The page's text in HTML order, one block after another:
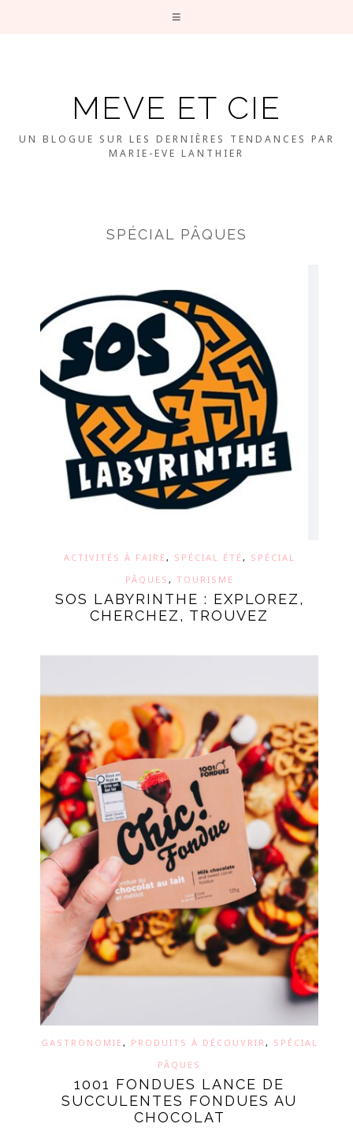
MEVE ET CIE
UN BLOGUE SUR LES DERNIÈRES TENDANCES PAR
MARIE-EVE LANTHIER
SPÉCIAL PÂQUES
ACTIVITÉS À FAIRE, SPÉCIAL ÉTÉ, SPÉCIAL
PÂQUES , TOURISME
SOS LABYRINTHE : EXPLOREZ,
CHERCHEZ, TROUVEZ
GASTRONOMIE, PRODUITS À DÉCOUVRIR , SPÉCIAL
PÂQUES
1001 FONDUES LANCE DE
SUCCULENTES FONDUES AU
CHOCOLAT